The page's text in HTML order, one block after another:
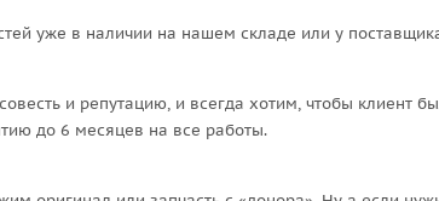
уже в наличии на нашем складе или у
и репутацию, и всегда хотим, чтобы клиент
до 6 месяцев на все работы.